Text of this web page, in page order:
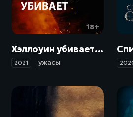
18+
Хэллоуин убивает / Halloween Kills (2021)
2021 ужасы